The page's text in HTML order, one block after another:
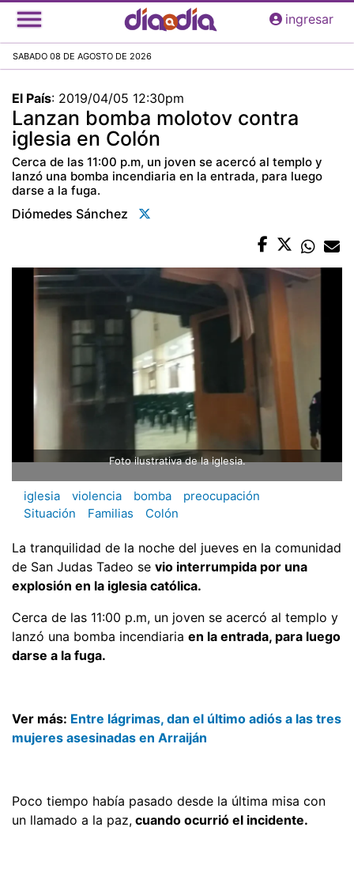
Pasar
al
principal
ingresar
SABADO 08 DE AGOSTO DE 2026
El País: 2019/04/05 12:30pm
Lanzan bomba molotov contra
iglesia en Colón
Cerca de las 11:00 p.m, un joven se acercó al templo y
lanzó una bomba incendiaria en la entrada, para luego
darse a la fuga.
Diómedes Sánchez
Foto ilustrativa de la iglesia.
iglesia violencia bomba
preocupación
Situación
Familias Colón
La tranquilidad de la noche del jueves en la comunidad
de San Judas Tadeo se vio interrumpida por una
explosión en la iglesia católica.
Cerca de las 11:00 p.m, un joven se acercó al templo y
lanzó una bomba incendiaria en la entrada, para luego
darse a la fuga.
Ver más: Entre lágrimas, dan el último adiós a las tres
mujeres asesinadas en Arraiján
Poco tiempo había pasado desde la última misa con
un llamado a la paz, cuando ocurrió el incidente.